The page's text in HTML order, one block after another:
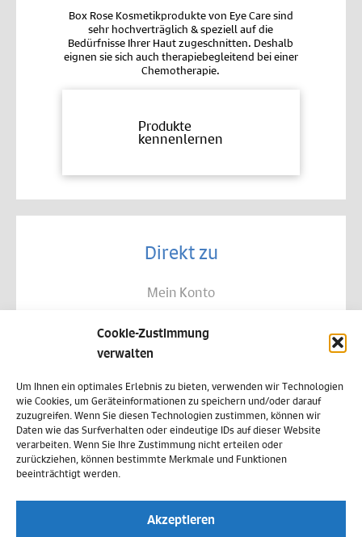
Cookie-Zustimmung
verwalten
Um Ihnen ein optimales Erlebnis zu bieten, verwenden wir Technologien
wie Cookies, um Geräteinformationen zu speichern und/oder darauf
zuzugreifen. Wenn Sie diesen Technologien zustimmen, können wir
Daten wie das Surfverhalten oder eindeutige IDs auf dieser Website
verarbeiten. Wenn Sie Ihre Zustimmung nicht erteilen oder
zurückziehen, können bestimmte Merkmale und Funktionen
beeinträchtigt werden.
Akzeptieren
Box Rose Kosmetikprodukte von Eye Care sind
sehr hochverträglich & speziell auf die
Bedürfnisse Ihrer Haut zugeschnitten. Deshalb
eignen sie sich auch therapiebegleitend bei einer
Chemotherapie.
Produkte
kennenlernen
Direkt zu
Mein Konto
Allgemeine Geschäftsbedingungen
Datenschutz
Widerruf
Zahlungsweisen
Versand & Lieferung
Cookie-Richtlinie (EU)